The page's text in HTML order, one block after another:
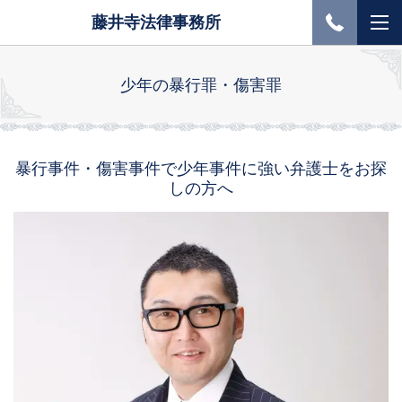
藤井寺法律事務所
少年の暴行罪・傷害罪
暴行事件・傷害事件で少年事件に強い弁護士をお探
しの方へ